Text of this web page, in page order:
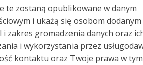
te zostaną opublikowane w danym
i ukażą się osobom
i zakres gromadzenia danych oraz
i wykorzystania przez
kontaktu oraz Twoje prawa w tym